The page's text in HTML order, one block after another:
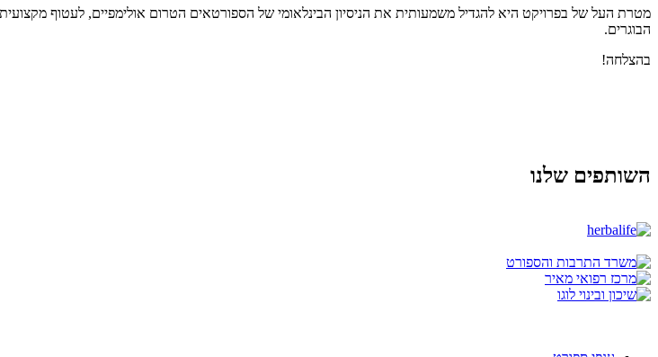
מטרת העל של בפרויקט היא להגדיל משמעותית את הניסיון הבינלאומי של הספורטאים הטרום אולימפיים, לעטוף
הבוגרים.
בהצלחה!
השותפים שלנו